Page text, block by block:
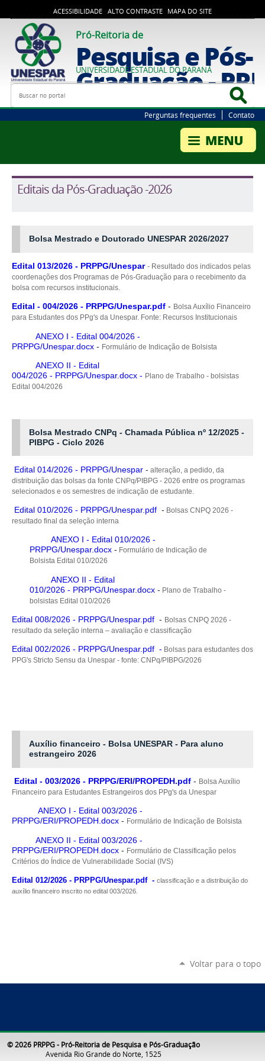
ACESSIBILIDADE ALTO CONTRASTE MAPA DO SITE
Pró-Reitoria de
Pesquisa e Pós-
Graduação -
UNIVERSIDADE ESTADUAL DO PARANÁ
Busca
Perguntas frequentes Contato
Editais da Pós-Graduação -2026
Bolsa Mestrado e Doutorado UNESPAR 2026/2027
Edital 013/2026 - PRPPG/Unespar - Resultado dos indicados pelas
coordenações dos Programas de Pós-Graduação para o recebimento da
bolsa com recursos institucionais.
Edital - 004/2026 - PRPPG/Unespar.pdf - Bolsa Auxílio Financeiro
para Estudantes dos PPg's da Unespar. Fonte: Recursos Institucionais
ANEXO I - Edital 004/2026 -
PRPPG/Unespar.docx - Formulário de Indicação de Bolsista
ANEXO II - Edital
004/2026 - PRPPG/Unespar.docx - Plano de Trabalho - bolsistas
Edital 004/2026
Bolsa Mestrado CNPq - Chamada Pública nº 12/2025 -
PIBPG - Ciclo 2026
Edital 014/2026 - PRPPG/Unespar - alteração, a pedido, da
distribuição das bolsas da fonte CNPq/PIBPG - 2026 entre os programas
selecionados e os semestres de indicação de estudante.
Edital 010/2026 - PRPPG/Unespar.pdf - Bolsas CNPQ 2026 -
resultado final da seleção interna
ANEXO I - Edital 010/2026 -
PRPPG/Unespar.docx - Formulário de Indicação de
Bolsista Edital 010/2026
ANEXO II - Edital
010/2026 - PRPPG/Unespar.docx - Plano de Trabalho -
bolsistas Edital 010/2026
Edital 008/2026 - PRPPG/Unespar.pdf - Bolsas CNPQ 2026 -
resultado da seleção interna – avaliação e classificação
Edital 002/2026 - PRPPG/Unespar.pdf - Bolsas para estudantes dos
PPG's Stricto Sensu da Unespar - fonte: CNPq/PIBPG/2026
Auxílio financeiro - Bolsa UNESPAR - Para aluno
estrangeiro 2026
Edital - 003/2026 - PRPPG/ERI/PROPEDH.pdf - Bolsa Auxílio
Financeiro para Estudantes Estrangeiros dos PPg's da Unespar
ANEXO I - Edital 003/2026 -
PRPPG/ERI/PROPEDH.docx - Formulário de Indicação de Bolsista
ANEXO II - Edital 003/2026 -
PRPPG/ERI/PROPEDH.docx - Formulário de Classificação pelos
Critérios do Índice de Vulnerabilidade Social (IVS)
Edital 012/2026 - PRPPG/Unespar.pdf - classificação e a distribuição do
auxílio financeiro inscrito no edital 003/2026.
Voltar para o topo
© 2026 PRPPG - Pró-Reitoria de Pesquisa e Pós-Graduação
Avenida Rio Grande do Norte, 1525